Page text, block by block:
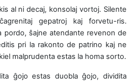
al ni decaj, konsolaj vortoj. Silente
gepatroj kaj forvetu-ris.
pordo, ŝajne atendante revenon de
pri la rakonto de patrino kaj ne
malprudenta estas la homa sorto.
ĝojo estas duobla ĝojo, dividita